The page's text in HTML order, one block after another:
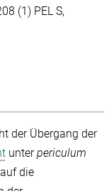
(1) PEL S,
der Übergang der
unterpericulum
die